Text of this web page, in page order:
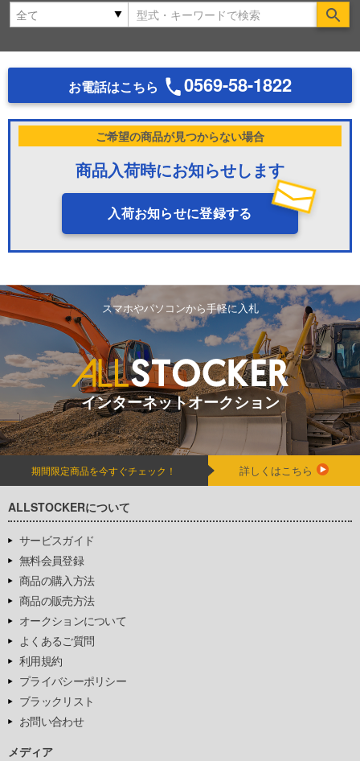
お電話はこちら 0569-58-1822
ご希望の商品が見つからない場合
商品入荷時にお知らせします
入荷お知らせに登録する
スマホやパソコンから手軽に入札
インターネットオークション
期間限定商品を今すぐチェック！ 詳しくはこちら
ALLSTOCKERについて
サービスガイド
無料会員登録
商品の購入方法
商品の販売方法
オークションについて
よくあるご質問
利用規約
プライバシーポリシー
ブラックリスト
お問い合わせ
メディア